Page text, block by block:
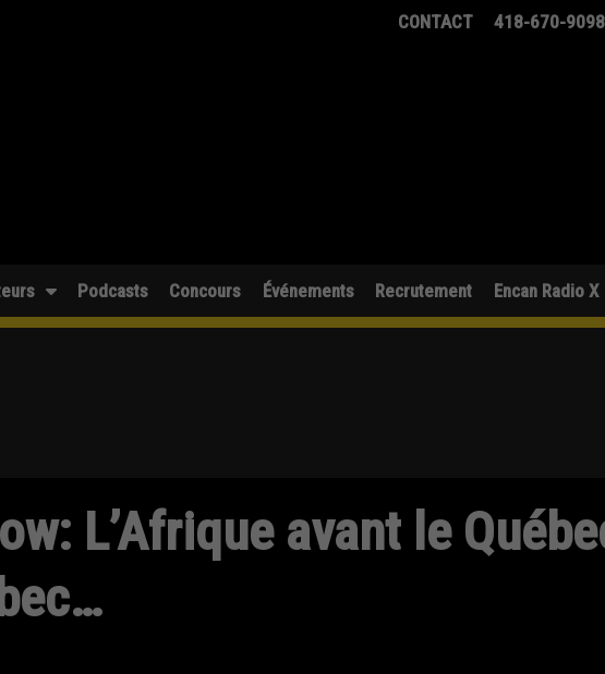
CONTACT 418-670-9098
Podcasts Concours Événements Recrutement Encan Radio X
L’Afrique avant le